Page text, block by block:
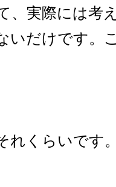
、実際には考
いだけです。
れくらいです